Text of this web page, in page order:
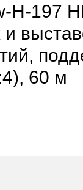
H-197
60 м